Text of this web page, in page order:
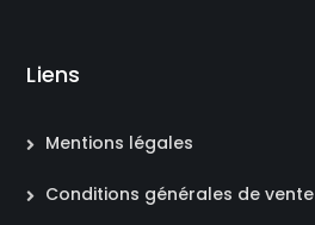
Liens
Mentions légales
Conditions générales de vente